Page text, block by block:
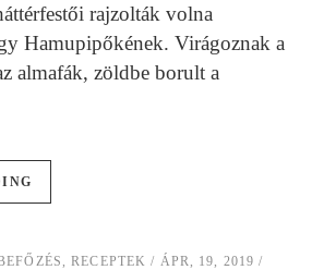
rajzolták volna
Hamupipőkének. Virágoznak a
almafák, zöldbe borult a
,RECEPTEK
ÁPR, 19, 2019